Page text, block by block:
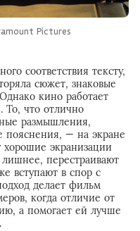
Pictures
соответствия тексту,
сюжет, знаковые
кино работает
То, что отлично
размышления,
пояснения, — на экране
хорошие экранизации
перестраивают
вступают в спор с
делает фильм
когда отличие от
а помогает ей лучше